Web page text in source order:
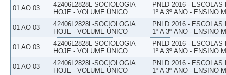
01 AO 03
42406L2828L-SOCIOLOGIA
HOJE - VOLUME ÚNICO
PNLD 2016 -
1º A 3º ANO - ENSINO
01 AO 03
42406L2828L-SOCIOLOGIA
HOJE - VOLUME ÚNICO
PNLD 2016 -
1º A 3º ANO - ENSINO
01 AO 03
42406L2828L-SOCIOLOGIA
HOJE - VOLUME ÚNICO
PNLD 2016 -
1º A 3º ANO - ENSINO
01 AO 03
42406L2828L-SOCIOLOGIA
HOJE - VOLUME ÚNICO
PNLD 2016 -
1º A 3º ANO - ENSINO